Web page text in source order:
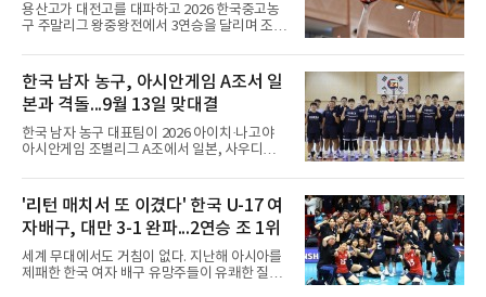
수단 깊이를 더하는 동시에 유스 출신에게 국제
무대 경험을 주려 했다.면면도 다양하다. 측면 공
격수 정현웅은 돌파력이
1위 16강 진출
용산고가 대전고를 대파하고 2026 한국중고농
구 주말리그 왕중왕전에서 3연승을 달리며 조 1
우슬체육관에서 열린 대회 남고부 B조 예선 3차
전에서 대전고를 상대로 주전 선수들의 고른 활
약을 앞세워 108-33으로 대승을 거뒀다.용산고
는 배대범이 22점, 김민기가 19점, 이승민이 13
점을 올리며 공격을 이끌었다. 경기 초반부터 주
도권을 잡은 용산고는 일찌감치 승기를 굳히며
대전고에 큰 점수 차 승리를 거뒀다.이로써 용산
붙는다.C조에서는 양정고가 충주고를 82-35로
크게 꺾고 16강 진출을 확정했다
한국 남자 농구, 아시안게임 A조서 일
본과 격돌...9월 13일 맞대결
한국 남자 농구 대표팀이 2026 아이치·나고야
아시안게임 조별리그 A조에서 일본, 사우디아라
가 8일 발표한 일정에 따르면 한국은 9월 10일
사우디, 11일 인도네시아, 13일 일본과 차례로
맞붙는다. FIBA 랭킹은 일본 22위, 한국 57위, 사
우디 65위, 인도네시아 94위로, 랭킹과 홈 이점
을 모두 갖춘 일본이 최대 변수다.니콜라이스 마
줄스(라트비아) 감독이 이끄는 대표팀은 지난달
6일 FIBA 월드컵 예선 1라운드 6차전에서 일본
'리턴 매치서 또 이겼다' 한국 U-17 여
자배구, 대만 3-1 완파...2연승 조 1위
세계 무대에서도 거침이 없다. 지난해 아시아를
제패한 한국 여자 배구 유망주들이 유쾌한 질주